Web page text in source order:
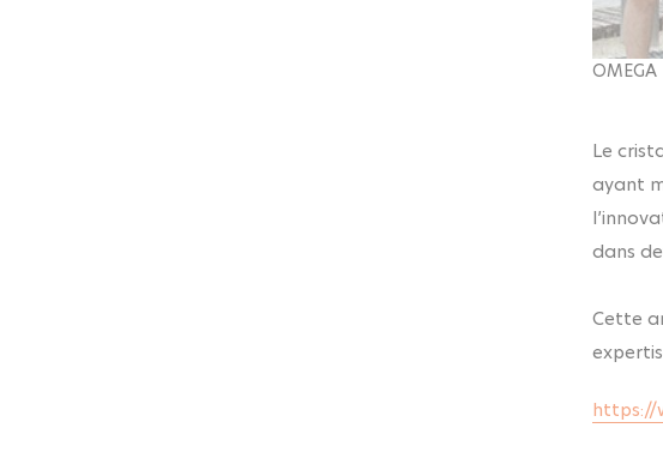
OMEGA
Le
ayant
dans
Cette
https://